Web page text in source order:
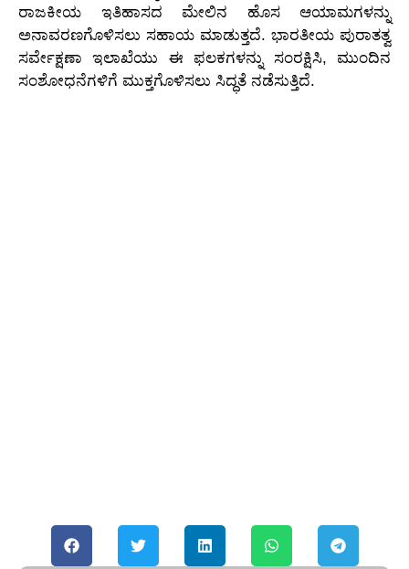
ರಾಜಕೀಯ ಇತಿಹಾಸದ ಮೇಲಿನ ಹೊಸ ಆಯಾಮಗಳನ್ನು
ಅನಾವರಣಗೊಳಿಸಲು ಸಹಾಯ ಮಾಡುತ್ತದೆ. ಭಾರತೀಯ ಪುರಾತತ್ವ
ಸರ್ವೇಕ್ಷಣಾ ಇಲಾಖೆಯು ಈ ಫಲಕಗಳನ್ನು ಸಂರಕ್ಷಿಸಿ, ಮುಂದಿನ
ಸಂಶೋಧನೆಗಳಿಗೆ ಮುಕ್ತಗೊಳಿಸಲು ಸಿದ್ಧತೆ ನಡೆಸುತ್ತಿದೆ.